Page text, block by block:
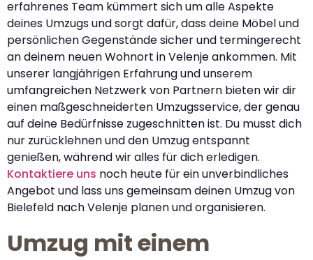
erfahrenes Team kümmert sich um alle Aspekte
deines Umzugs und sorgt dafür, dass deine Möbel und
persönlichen Gegenstände sicher und termingerecht
an deinem neuen Wohnort in Velenje ankommen. Mit
unserer langjährigen Erfahrung und unserem
umfangreichen Netzwerk von Partnern bieten wir dir
einen maßgeschneiderten Umzugsservice, der genau
auf deine Bedürfnisse zugeschnitten ist. Du musst dich
nur zurücklehnen und den Umzug entspannt
genießen, während wir alles für dich erledigen.
Kontaktiere uns noch heute für ein unverbindliches
Angebot und lass uns gemeinsam deinen Umzug von
Bielefeld nach Velenje planen und organisieren.
Umzug mit einem